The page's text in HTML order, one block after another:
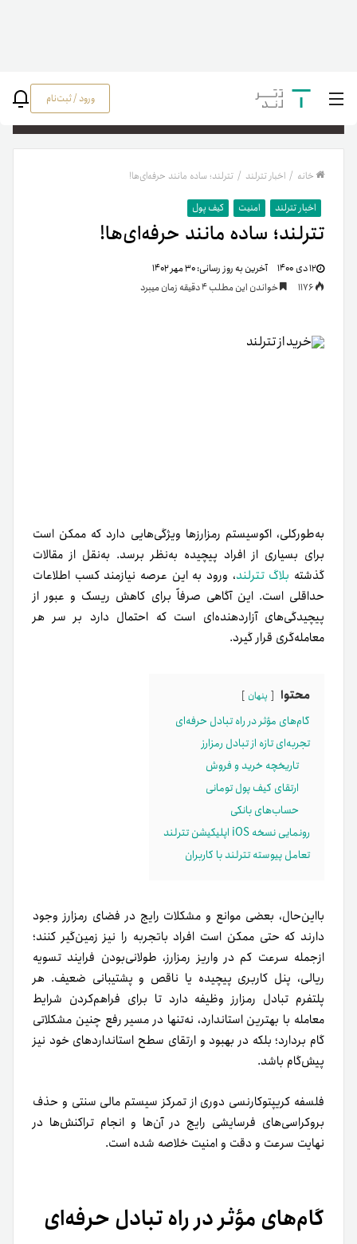
ورود / ثبت‌نام
خانه / اخبار تترلند / تترلند؛ ساده مانند حرفه‌ای‌ها!
اخبار تترلند امنیت کیف پول
تترلند؛ ساده مانند حرفه‌ای‌ها!
۱۲ دی ۱۴۰۰ آخرین به روز رسانی:۳۰ مهر ۱۴۰۲
خواندن این مطلب 4 دقیقه زمان میبرد
به‌طور‌کلی، اکوسیستم رمزارزها ویژگی‌هایی دارد که ممکن است
برای بسیاری از افراد پیچیده به‌نظر برسد. به‌نقل از مقالات
گذشته بلاگ تترلند، ورود به این عرصه نیازمند کسب اطلاعات
حداقلی است. این آگاهی صرفاً برای کاهش ریسک و عبور از
پیچیدگی‌های آزار‌دهنده‌ای است که احتمال دارد بر سر هر
معامله‌گری قرار گیرد.
محتوا پنهان
گام‌های مؤثر در راه تبادل حرفه‌ای
تجربه‌ای تازه از تبادل رمزارز
تاریخچه خرید و فروش
ارتقای کیف پول تومانی
حساب‌های بانکی
رونمایی نسخه iOS اپلیکیشن تترلند
تعامل پیوسته تترلند با کاربران
با‌این‌حال، بعضی موانع و مشکلات رایج در فضای رمزارز وجود
دارند که حتی ممکن است افراد با‌تجربه را نیز زمین‌گیر کنند؛
ازجمله سرعت کم در واریز رمزارز، طولانی‌بودن فرایند تسویه
ریالی، پنل کاربری پیچیده یا ناقص و پشتیبانی ضعیف. هر
پلتفرم تبادل رمزارز وظیفه دارد تا برای فراهم‌کردن شرایط
معامله با بهترین استاندارد، نه‌تنها در مسیر رفع چنین مشکلاتی
گام بردارد؛ بلکه در بهبود و ارتقای سطح استانداردهای خود نیز
پیش‌گام باشد.
فلسفه کریپتوکارنسی دوری از تمرکز سیستم مالی سنتی و حذف
بروکراسی‌های فرسایشی رایج در آن‌ها و انجام تراکنش‌ها در
نهایت سرعت و دقت و امنیت خلاصه شده است.
گام‌های مؤثر در راه تبادل حرفه‌ای